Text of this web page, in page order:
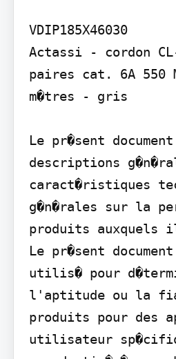
VDIP185X46030
Actassi - cordon CL-
paires cat. 6A 550
m�tres - gris
Le pr�sent
descriptions
caract�ristiques
g�n�rales sur la
produits auxquels
Le pr�sent
utilis� pour
l'aptitude ou la
produits pour des
utilisateur